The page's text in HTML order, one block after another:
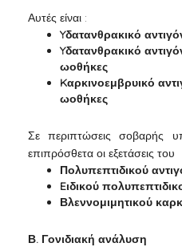
Αυτές είναι :
Yδατανθρακικό
Yδατανθρακικό
ωοθήκες
Kαρκινοεμβρυικό
ωοθήκες
Σε περιπτώσεις σοβαρής
επιπρόσθετα οι εξετάσεις του
Πολυπεπτιδικού
Eιδικού
Βλεννομιμητικού
Β. Γονιδιακή ανάλυση